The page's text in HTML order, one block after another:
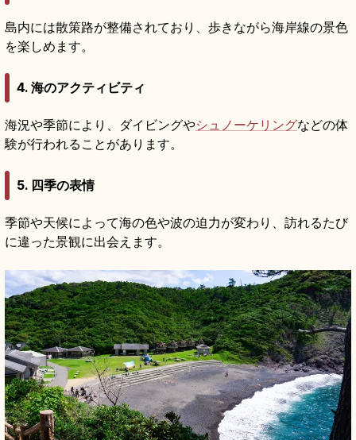
島内には散策路が整備されており、歩きながら海岸線の景色
を楽しめます。
4. 海のアクティビティ
海況や季節により、ダイビングやシュノーケリングなどの体
験が行われることがあります。
5. 四季の表情
季節や天候によって海の色や波の迫力が変わり、訪れるたび
に違った景観に出会えます。